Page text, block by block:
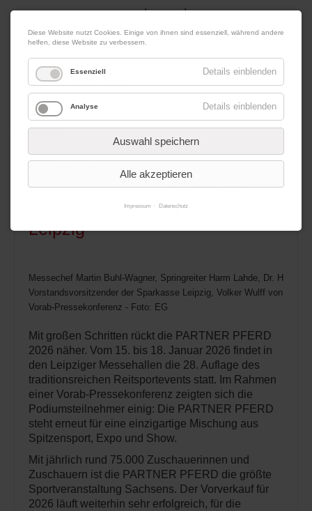
07. August 2026 Impressum|Kontakt|Datenschutz
Werbung
Menü
von Redaktion
Vorfreude auf die PARTNER
PFERD 2026 in der Messe
Leipzig
Messechef Martin Buhl-Wagner, Springreiter Harm Lahde, Dr. Harald
Vorstandsvorsitzender der Sparkasse Leipzig, Volker Wulff von
Vorab-Pressekonferenz - Foto: EG
Mit großen Schritten rückt die PARTNER PFERD
2026 näher. Vom 15. bis 18. Januar 2026 findet in
den Leipziger Messehallen die 28. Auflage des
traditionsreichen Reitsportevents statt. Im Rahmen
einer Vorab-Pressekonferenz zeigten sich die
Podiumsteilnehmer einig: Die PARTNER PFERD
steht erneut für eine einzigartige Mischung aus
Spitzensport, Expo und Show.
Mit jährlich rund 75.000 Zuschauerinnen und
Zuschauern ist die PARTNER PFERD die größte
Sportveranstaltung Sachsens. Der Vorverkauf für
2026 läuft weiterhin sehr erfolgreich, für die
Diese Website nutzt Cookies. Einige von ihnen sind essenziell, während andere
helfen, diese Website zu verbessern.
Essenziell Details einblenden
Analyse Details einblenden
Auswahl speichern
Alle akzeptieren
Impressum Datenschutz